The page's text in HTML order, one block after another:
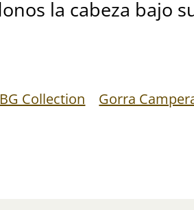
la cabeza bajo
Collection Gorra